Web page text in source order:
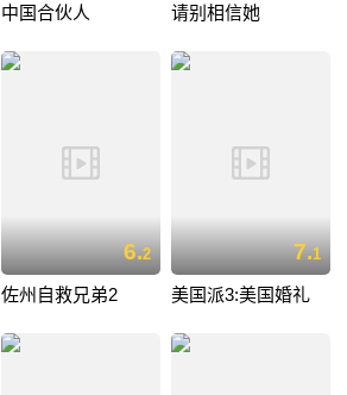
中国合伙人 请别相信她
6.2
佐州自救兄弟2
7.1
美国派3:美国婚礼